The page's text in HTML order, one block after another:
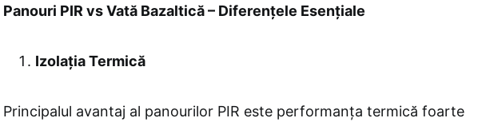
Panouri PIR vs Vată Bazaltică – Diferențele Esențiale
Izolația Termică
Principalul avantaj al panourilor PIR este performanța termică foarte